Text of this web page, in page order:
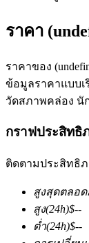
ราคา
ราคาของ
ข้อมูลราคาแบบ
วัดสภาพคล่อง นั
กราฟประสิทธิ
ติดตามประสิทธิภ
สูงสุดตลอ
สูง(24h)$--
ต่ำ(24h)$--